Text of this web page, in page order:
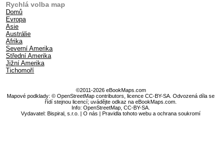
Rychlá volba map
Domů
Evropa
Asie
Austrálie
Afrika
Severní Amerika
Střední Amerika
Jižní Amerika
Tichomoří
©2011-2026 eBookMaps.com
Mapové podklady: © OpenStreetMap contributors, licence CC-BY-SA. Odvozená díla se
řídí stejnou licencí; uvádějte odkaz na eBookMaps.com.
Info:OpenStreetMap ,CC-BY-SA
Vydavatel: Bispiral, s.r.o. |O nás |Pravidla tohoto webu a ochrana soukromí